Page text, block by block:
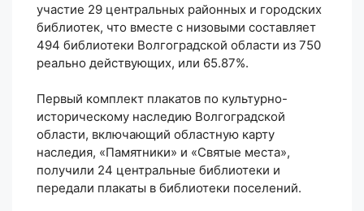
участие 29 центральных районных и городских
библиотек, что вместе с низовыми составляет
494 библиотеки Волгоградской области из 750
реально действующих, или 65.87%.
Первый комплект плакатов по культурно-
историческому наследию Волгоградской
области, включающий областную карту
наследия, «Памятники» и «Святые места»,
получили 24 центральные библиотеки и
передали плакаты в библиотеки поселений.